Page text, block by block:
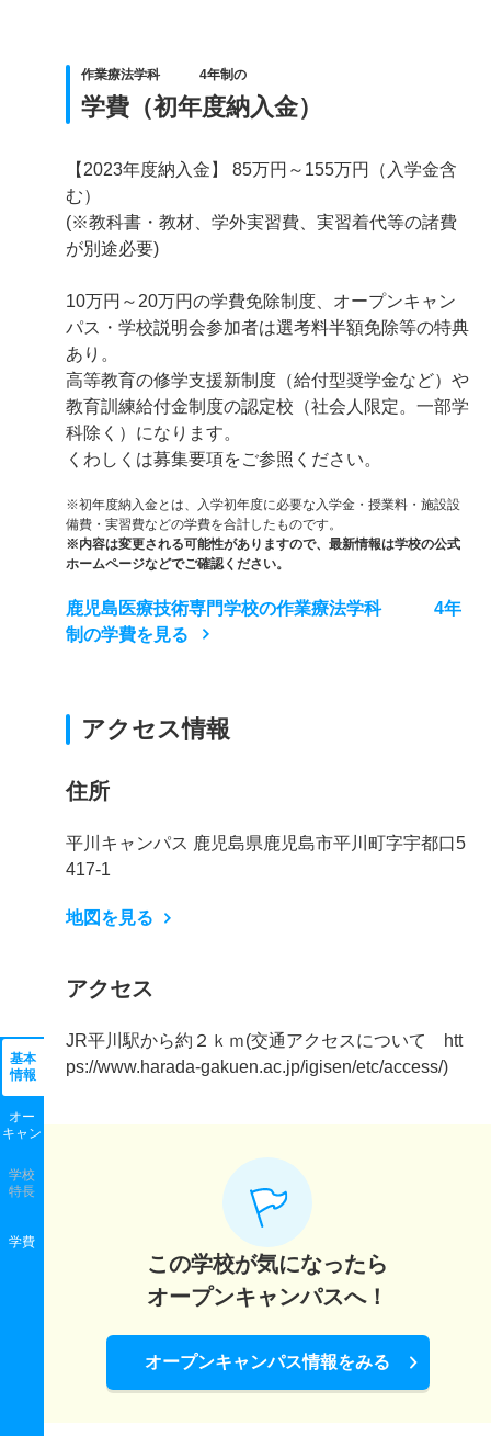
基本
情報
オー
キャン
学校
特長
学費
作業療法学科 4年制の
学費（初年度納入金）
【2023年度納入金】 85万円～155万円（入学金含
む）
(※教科書・教材、学外実習費、実習着代等の諸費
が別途必要)
10万円～20万円の学費免除制度、オープンキャン
パス・学校説明会参加者は選考料半額免除等の特典
あり。
高等教育の修学支援新制度（給付型奨学金など）や
教育訓練給付金制度の認定校（社会人限定。一部学
科除く）になります。
くわしくは募集要項をご参照ください。
※初年度納入金とは、入学初年度に必要な入学金・授業料・施設設
備費・実習費などの学費を合計したものです。
※内容は変更される可能性がありますので、最新情報は学校の公式
ホームページなどでご確認ください。
鹿児島医療技術専門学校の作業療法学科 4年
制の学費を見る
アクセス情報
住所
平川キャンパス 鹿児島県鹿児島市平川町字宇都口5
417-1
地図を見る
アクセス
JR平川駅から約２ｋｍ(交通アクセスについて htt
ps://www.harada-gakuen.ac.jp/igisen/etc/access/)
この学校が気になったら
オープンキャンパスへ！
オープンキャンパス情報をみる